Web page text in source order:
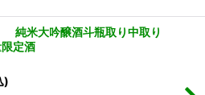
純米大吟醸酒斗瓶取り中取り
定酒
)